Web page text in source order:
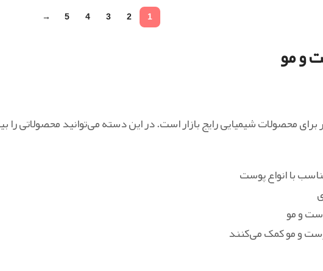
1
2
3
4
5
→
و مو
برای محصولات شیمیایی رایج بازار است. در این دسته می‌توانید محصولاتی
با انواع پوست
و مو
و مو کمک می‌کنند